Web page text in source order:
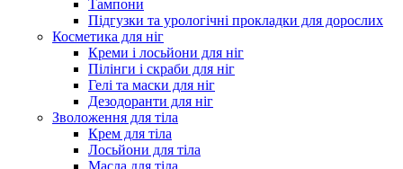
Тампони
Підгузки та урологічні прокладки для дорослих
Косметика для ніг
Креми і лосьйони для ніг
Пілінги і скраби для ніг
Гелі та маски для ніг
Дезодоранти для ніг
Зволоження для тіла
Крем для тіла
Лосьйони для тіла
Масла для тіла